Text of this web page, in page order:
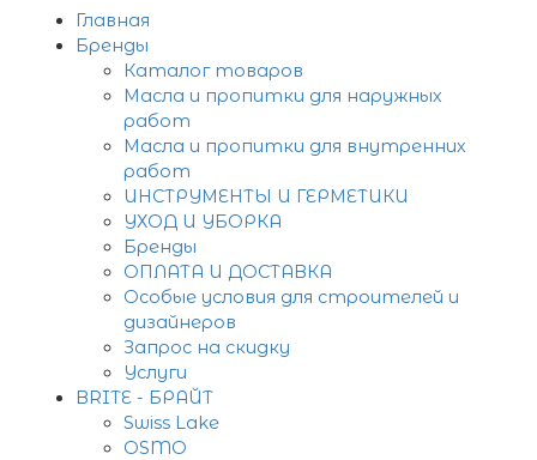
Главная
Бренды
Каталог товаров
Масла и пропитки для наружных
работ
Масла и пропитки для внутренних
работ
ИНСТРУМЕНТЫ И ГЕРМЕТИКИ
УХОД И УБОРКА
Бренды
ОПЛАТА И ДОСТАВКА
Особые условия для строителей и
дизайнеров
Запрос на скидку
Услуги
BRITE - БРАЙТ
Swiss Lake
OSMO